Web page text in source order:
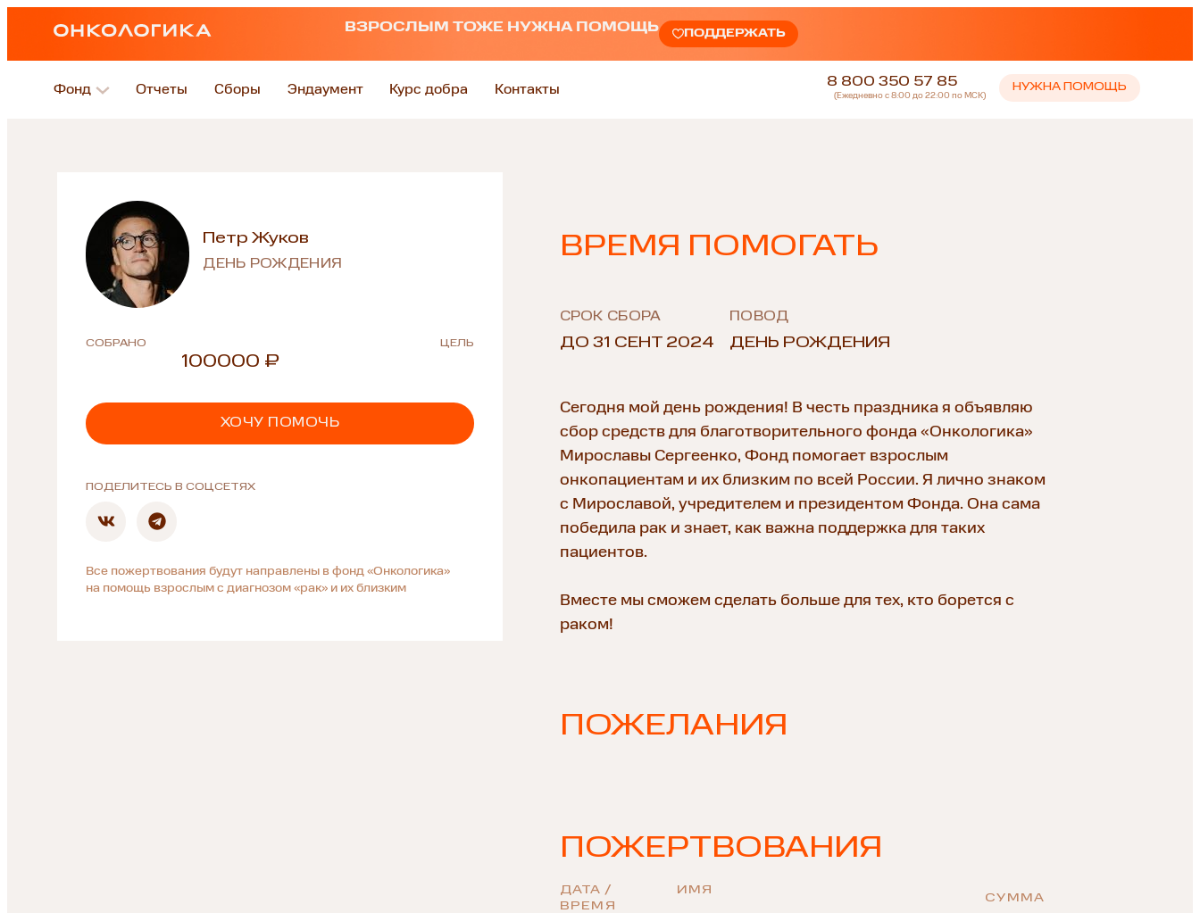
ВЗРОСЛЫМ ТОЖЕ НУЖНА ПОМОЩЬ ПОДДЕРЖАТЬ
Фонд Отчеты Сборы Эндаумент Курс добра Контакты
8 800 350 57 85
(Ежедневно с 8:00 до 22:00 по МСК)
НУЖНА ПОМОЩЬ
Петр Жуков
ДЕНЬ РОЖДЕНИЯ
СОБРАНО ЦЕЛЬ
100000 ₽
ХОЧУ ПОМОЧЬ
ПОДЕЛИТЕСЬ В СОЦСЕТЯХ
Все пожертвования будут направлены в фонд «Онкологика»
на помощь взрослым с диагнозом «рак» и их близким
ВРЕМЯ ПОМОГАТЬ
СРОК СБОРА
ДО 31 СЕНТ 2024
ПОВОД
ДЕНЬ РОЖДЕНИЯ
Сегодня мой день рождения! В честь праздника я объявляю
сбор средств для благотворительного фонда «Онкологика»
Мирославы Сергеенко, Фонд помогает взрослым
онкопациентам и их близким по всей России. Я лично знаком
с Мирославой, учредителем и президентом Фонда. Она сама
победила рак и знает, как важна поддержка для таких
пациентов.
Вместе мы сможем сделать больше для тех, кто борется с
раком!
ПОЖЕЛАНИЯ
ПОЖЕРТВОВАНИЯ
ДАТА /
ВРЕМЯ
ИМЯ
СУММА